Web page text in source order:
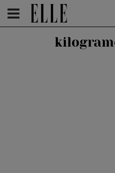
HOMEPAGE /HEALTH & DIET